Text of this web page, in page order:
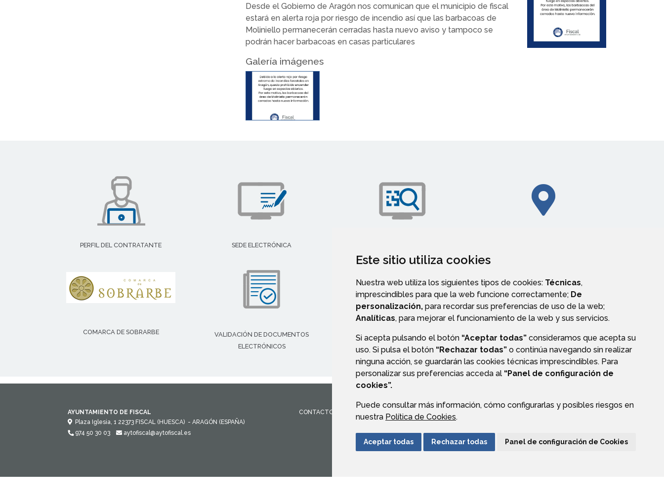
Este sitio utiliza cookies
Nuestra web utiliza los siguientes tipos de cookies: Técnicas,
imprescindibles para que la web funcione correctamente; De
personalización, para recordar sus preferencias de uso de la web;
Analíticas, para mejorar el funcionamiento de la web y sus servicios.
Si acepta pulsando el botón “Aceptar todas” consideramos que acepta su
uso. Si pulsa el botón “Rechazar todas” o continúa navegando sin realizar
ninguna acción, se guardarán las cookies técnicas imprescindibles. Para
personalizar sus preferencias acceda al “Panel de configuración de
cookies”.
Puede consultar más información, cómo configurarlas y posibles riesgos en
nuestra Política de Cookies.
Aceptar todas Rechazar todas Panel de configuración de Cookies
Desde el Gobierno de Aragón nos comunican que el municipio de fiscal
estará en alerta roja por riesgo de incendio así que las barbacoas de
Moliniello permanecerán cerradas hasta nuevo aviso y tampoco se
podrán hacer barbacoas en casas particulares
Galería imágenes
PERFIL DEL CONTRATANTE SEDE ELECTRÓNICA
COMARCA DE SOBRARBE
VALIDACIÓN DE DOCUMENTOS
ELECTRÓNICOS
AYUNTAMIENTO DE FISCAL
Plaza Iglesia, 1 22373 FISCAL (HUESCA) - ARAGÓN (ESPAÑA)
974 50 30 03
aytofiscal@aytofiscal.es
CONTACTO AVISO LEGAL PROTECCIÓN DE DATOS